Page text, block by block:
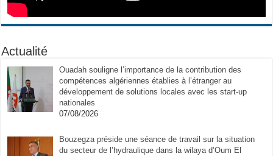
Actualité
Ouadah souligne l’importance de la contribution des
compétences algériennes établies à l’étranger au
développement de solutions locales avec les start-up
nationales
07/08/2026
Bouzegza préside une séance de travail sur la situation
du secteur de l’hydraulique dans la wilaya d’Oum El